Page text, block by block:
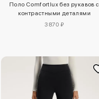
Поло Comfortlux без рукавов с
контрастными деталями
3870 ₽